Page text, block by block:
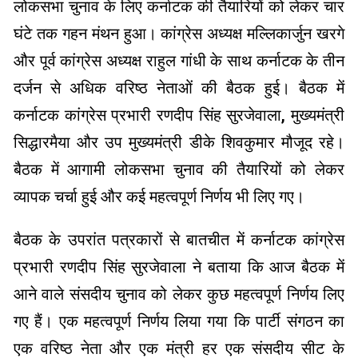
लोकसभा चुनाव के लिए कर्नाटक की तैयारियों को लेकर चार
घंटे तक गहन मंथन हुआ। कांग्रेस अध्यक्ष मल्लिकार्जुन खरगे
और पूर्व कांग्रेस अध्यक्ष राहुल गांधी के साथ कर्नाटक के तीन
दर्जन से अधिक वरिष्ठ नेताओं की बैठक हुई। बैठक में
कर्नाटक कांग्रेस प्रभारी रणदीप सिंह सुरजेवाला, मुख्यमंत्री
सिद्धारमैया और उप मुख्यमंत्री डीके शिवकुमार मौजूद रहे।
बैठक में आगामी लोकसभा चुनाव की तैयारियों को लेकर
व्यापक चर्चा हुई और कई महत्वपूर्ण निर्णय भी लिए गए।
बैठक के उपरांत पत्रकारों से बातचीत में कर्नाटक कांग्रेस
प्रभारी रणदीप सिंह सुरजेवाला ने बताया कि आज बैठक में
आने वाले संसदीय चुनाव को लेकर कुछ महत्वपूर्ण निर्णय लिए
गए हैं। एक महत्वपूर्ण निर्णय लिया गया कि पार्टी संगठन का
एक वरिष्ठ नेता और एक मंत्री हर एक संसदीय सीट के